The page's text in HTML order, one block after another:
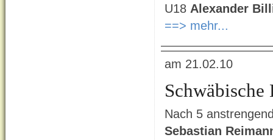
U18 Alexander
==> mehr...
am 21.02.10
Nach 5
Sebastian